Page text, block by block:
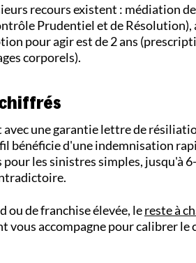
recours existent : médiation
Prudentiel et de
pour agir est de 2 ans
corporels).
une garantie lettre de
bénéficie d'une indemnisation
les sinistres simples, jusqu'à
ou de franchise élevée, lereste à
vous accompagne pour calibrer